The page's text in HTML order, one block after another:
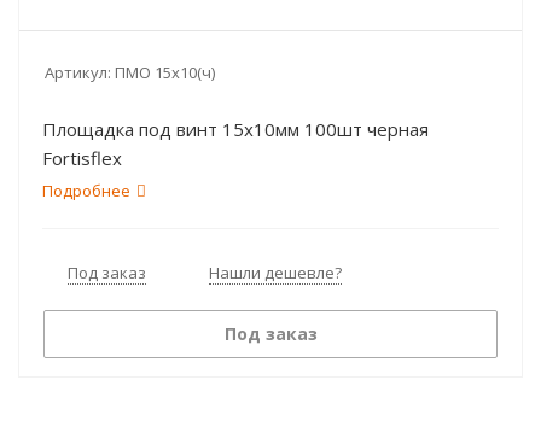
Артикул: ПМО 15х10(ч)
Площадка под винт 15х10мм 100шт черная
Fortisflex
Подробнее
Под заказ Нашли дешевле?
Под заказ